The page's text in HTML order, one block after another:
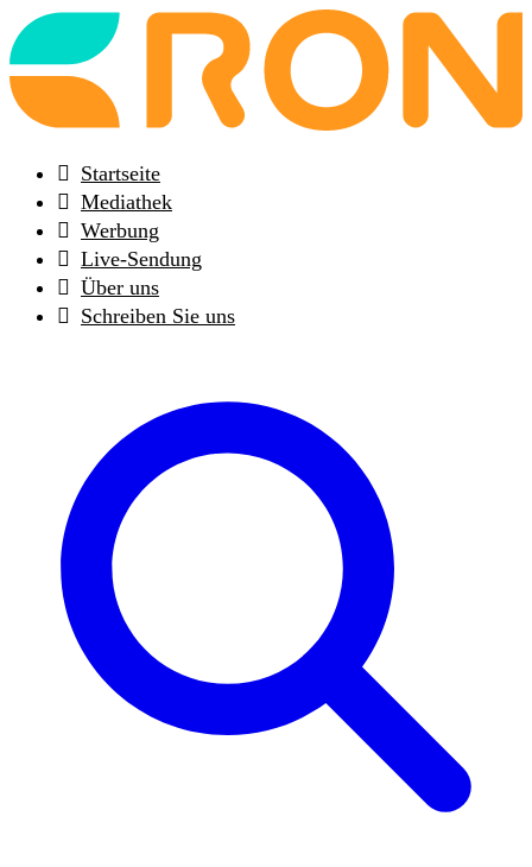
Back
to
frontpage
Startseite
Mediathek
Werbung
Live-Sendung
Über uns
Schreiben Sie uns